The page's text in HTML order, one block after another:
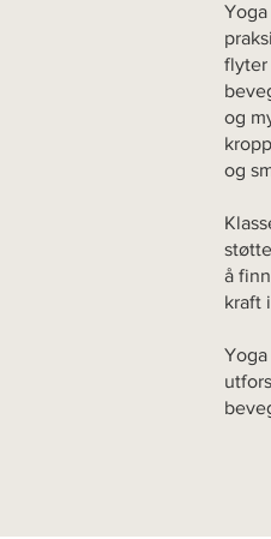
flyter
og
og
å
kraft